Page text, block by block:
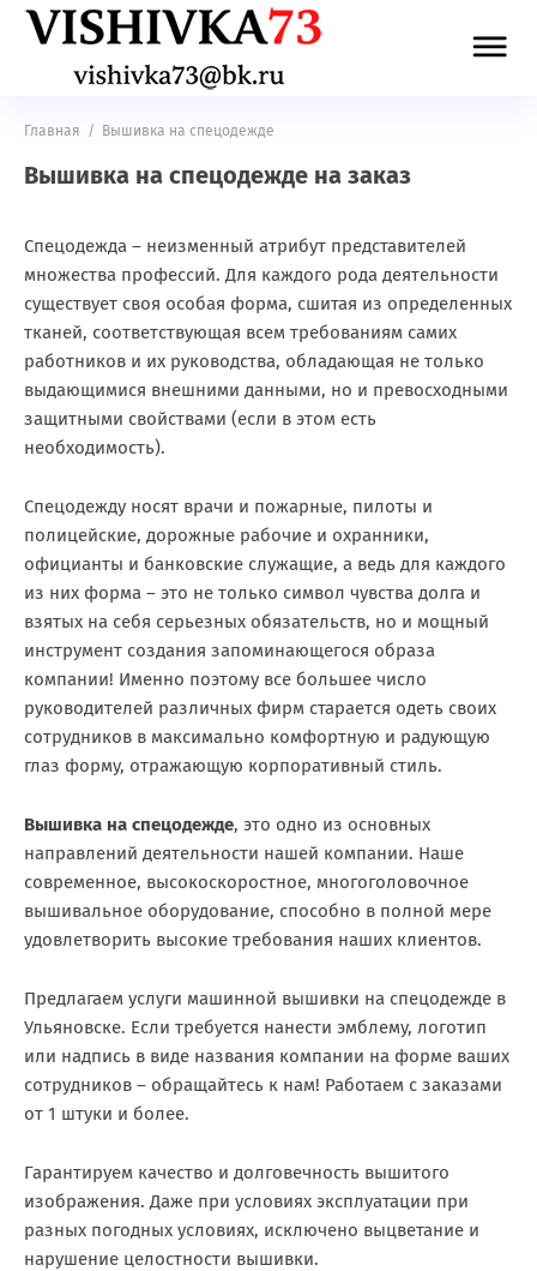
Главная / Вышивка на спецодежде
Вышивка на спецодежде на заказ
Спецодежда – неизменный атрибут представителей
множества профессий. Для каждого рода деятельности
существует своя особая форма, сшитая из определенных
тканей, соответствующая всем требованиям самих
работников и их руководства, обладающая не только
выдающимися внешними данными, но и превосходными
защитными свойствами (если в этом есть
необходимость).
Спецодежду носят врачи и пожарные, пилоты и
полицейские, дорожные рабочие и охранники,
официанты и банковские служащие, а ведь для каждого
из них форма – это не только символ чувства долга и
взятых на себя серьезных обязательств, но и мощный
инструмент создания запоминающегося образа
компании! Именно поэтому все большее число
руководителей различных фирм старается одеть своих
сотрудников в максимально комфортную и радующую
глаз форму, отражающую корпоративный стиль.
Вышивка на спецодежде, это одно из основных
направлений деятельности нашей компании. Наше
современное, высокоскоростное, многоголовочное
вышивальное оборудование, способно в полной мере
удовлетворить высокие требования наших клиентов.
Предлагаем услуги машинной вышивки на спецодежде в
Ульяновске. Если требуется нанести эмблему, логотип
или надпись в виде названия компании на форме ваших
сотрудников – обращайтесь к нам! Работаем с заказами
от 1 штуки и более.
Гарантируем качество и долговечность вышитого
изображения. Даже при условиях эксплуатации при
разных погодных условиях, исключено выцветание и
нарушение целостности вышивки.